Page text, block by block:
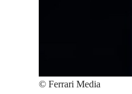
© Ferrari Media